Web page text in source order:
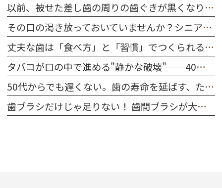
以前、被せた差し歯の周りの歯ぐきが黒くなりました。どうしてですか？
その口の渇き放っておいていませんか？シニア世代に多い「ドライマウス」を防ぐ習慣
丈夫な歯は「食べ方」と「習慣」でつくられる｜今日から始める口腔ケア
タバコが口の中で進める"静かな破壊"──40代～50代が今すぐ知るべきこと
50代からでも遅くない。歯の寿命を延ばす、たった一つの習慣
歯ブラシだけじゃ足りない！ 歯間ブラシが大切な理由